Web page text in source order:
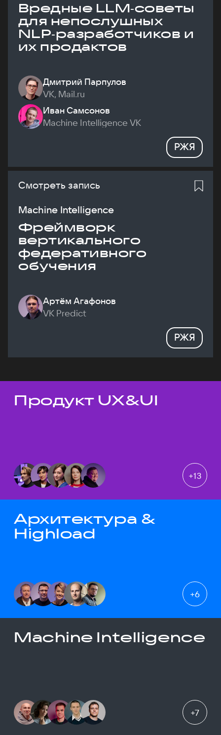
Вредные LLM‑советы
для непослушных
NLP‑разработчиков и
их продактов
Дмитрий Парпулов
VK, Mail.ru
Иван Самсонов
Machine Intelligence VK
РЖЯ
Смотреть запись
Machine Intelligence
Фреймворк
вертикального
федеративного
обучения
Артём Агафонов
VK Predict
РЖЯ
Темы докладов
Продукт UX&UI
+13
Архитектура &
Highload
+6
Machine Intelligence
+7